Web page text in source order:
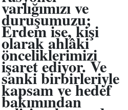
varlığımızı ve
duruşumuzu;
Erdem ise, kişi
olarak ahlâki
önceliklerimizi
işaret ediyor. Ve
sanki birbirleriyle
kapsam ve hedef
bakımından